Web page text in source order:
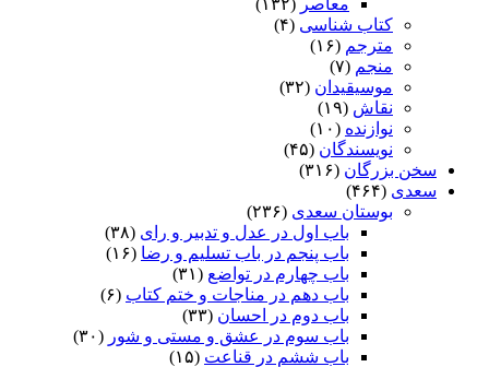
معاصر (۱۳۲)
کتاب شناسی (۴)
مترجم (۱۶)
منجم (۷)
موسیقیدان (۳۲)
نقاش (۱۹)
نوازنده (۱۰)
نویسندگان (۴۵)
سخن بزرگان (۳۱۶)
سعدی (۴۶۴)
بوستان سعدی (۲۳۶)
باب اول در عدل و تدبیر و رای (۳۸)
باب پنجم در باب تسلیم و رضا (۱۶)
باب چهارم در تواضع (۳۱)
باب دهم در مناجات و ختم کتاب (۶)
باب دوم در احسان (۳۳)
باب سوم در عشق و مستی و شور (۳۰)
باب ششم در قناعت (۱۵)